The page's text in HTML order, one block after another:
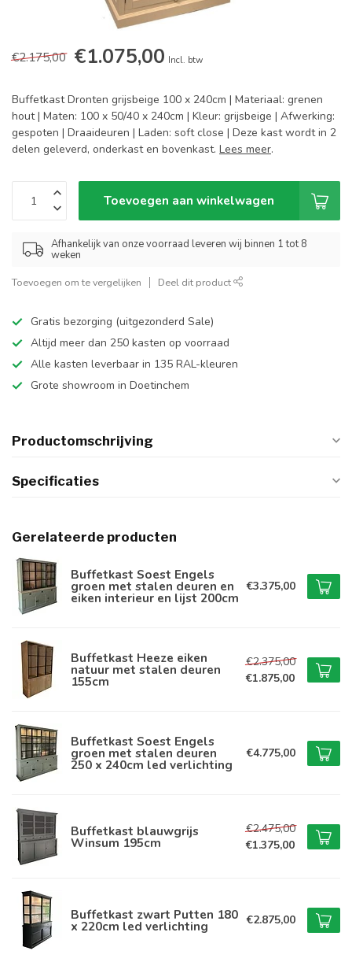
€2.175,00 €1.075,00 Incl. btw
Buffetkast Dronten grijsbeige 100 x 240cm | Materiaal: grenen
hout | Maten: 100 x 50/40 x 240cm | Kleur: grijsbeige | Afwerking:
gespoten | Draaideuren | Laden: soft close | Deze kast wordt in 2
delen geleverd, onderkast en bovenkast. Lees meer.
Toevoegen aan winkelwagen
Afhankelijk van onze voorraad leveren wij binnen 1 tot 8
weken
Toevoegen om te vergelijken Deel dit product
Gratis bezorging (uitgezonderd Sale)
Altijd meer dan 250 kasten op voorraad
Alle kasten leverbaar in 135 RAL-kleuren
Grote showroom in Doetinchem
Productomschrijving
Specificaties
Gerelateerde producten
Buffetkast Soest Engels
groen met stalen deuren en
eiken interieur en lijst 200cm
€3.375,00
Buffetkast Heeze eiken
natuur met stalen deuren
155cm
€2.375,00
€1.875,00
Buffetkast Soest Engels
groen met stalen deuren
250 x 240cm led verlichting
€4.775,00
Buffetkast blauwgrijs
Winsum 195cm
€2.475,00
€1.375,00
Buffetkast zwart Putten 180
x 220cm led verlichting €2.875,00